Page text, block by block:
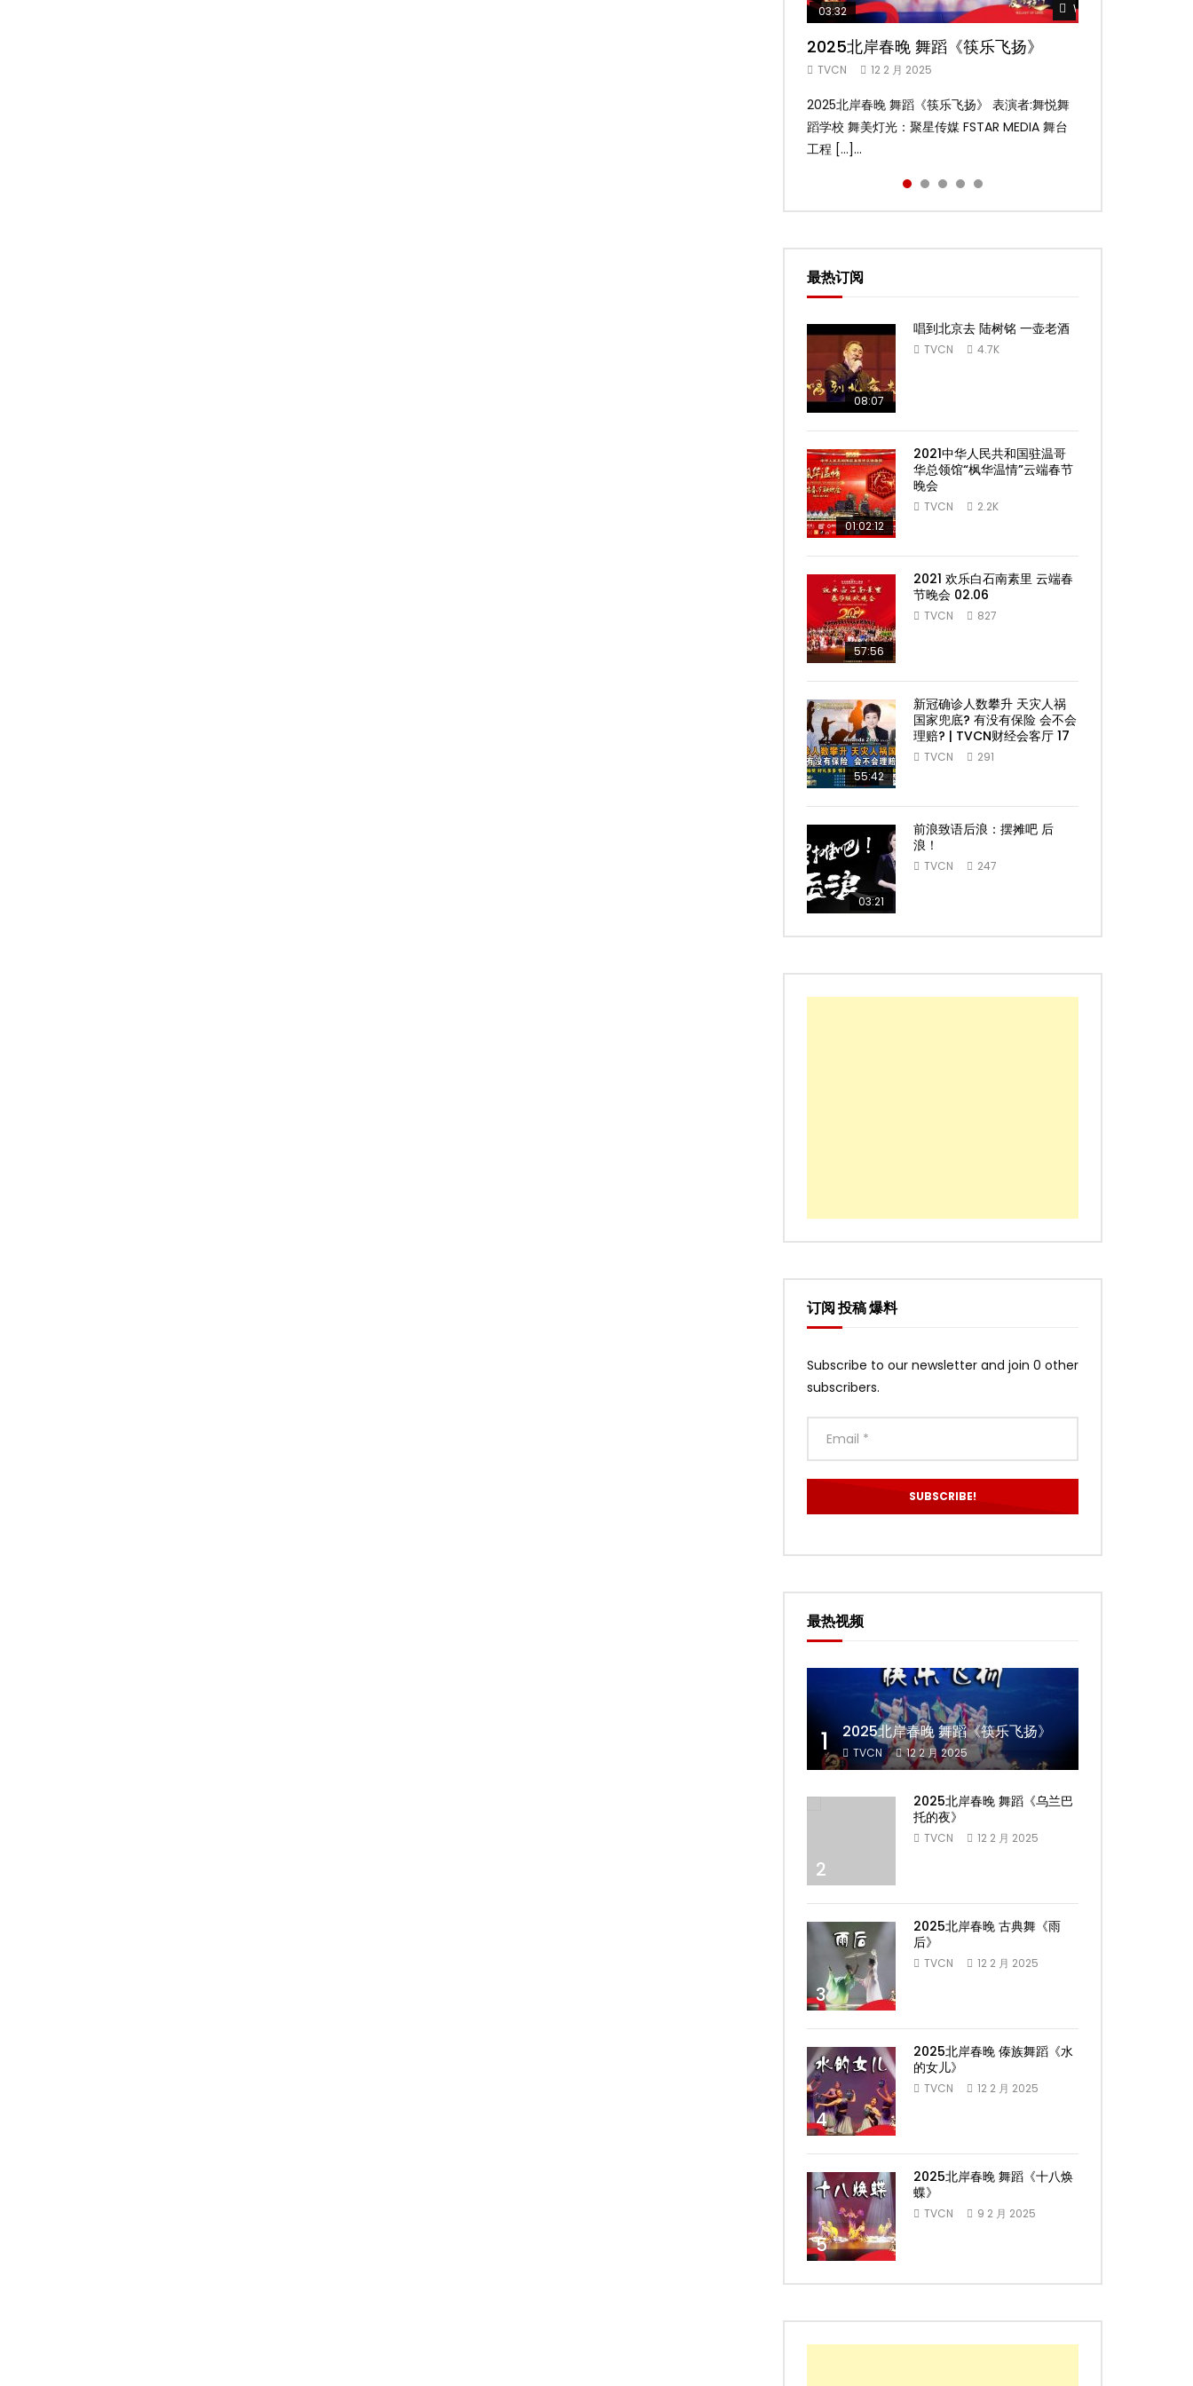
Watch Later
03:32
2025北岸春晚 舞蹈《筷乐飞扬》
TVCN 12 2 月 2025
2025北岸春晚 舞蹈《筷乐飞扬》 表演者:舞悦舞
蹈学校 舞美灯光：聚星传媒 FSTAR MEDIA 舞台
工程 […]...
Watch Later
02:58
2025北岸春晚 舞蹈《乌兰巴托的夜》
TVCN 12 2 月 2025
2025北岸春晚 舞蹈《乌兰巴托的夜》 表演者:飞
扬舞蹈团 舞美灯光：聚星传媒 FSTAR MEDIA 舞
台工 […]...
Watch Later
04:19
2025北岸春晚 古典舞《雨后》
TVCN 12 2 月 2025
2025北岸春晚 古典舞《雨后》 表演者:洪杰舞蹈
学院 舞美灯光：聚星传媒 FSTAR MEDIA 舞台工
程： […]...
Watch Later
05:13
2025北岸春晚 傣族舞蹈《水的女儿》
TVCN 12 2 月 2025
2025北岸春晚 傣族舞蹈《水的女儿》 表演者:洪
杰舞蹈学院 舞美灯光：聚星传媒 FSTAR MEDIA
舞台 […]...
Watch Later
03:45
2025北岸春晚 舞蹈《十八焕蝶》
TVCN 9 2 月 2025
2025北岸春晚 舞蹈《十八焕蝶》 表演者:舞悦舞
蹈学校 舞美灯光：聚星传媒 FSTAR MEDIA 舞台
工程 […]...
最热订阅
08:07
唱到北京去 陆树铭 一壶老酒
TVCN 4.7K
01:02:12
2021中华人民共和国驻温哥
华总领馆“枫华温情”云端春节
晚会
TVCN 2.2K
57:56
2021 欢乐白石南素里 云端春
节晚会 02.06
TVCN 827
55:42
新冠确诊人数攀升 天灾人祸
国家兜底? 有没有保险 会不会
理赔? | TVCN财经会客厅 17
TVCN 291
03:21
前浪致语后浪：摆摊吧 后
浪！
TVCN 247
订阅 投稿 爆料
Subscribe to our newsletter and join 0 other
subscribers.
最热视频
1 2025北岸春晚 舞蹈《筷乐飞扬》
TVCN 12 2 月 2025
2
2025北岸春晚 舞蹈《乌兰巴
托的夜》
TVCN 12 2 月 2025
3
2025北岸春晚 古典舞《雨
后》
TVCN 12 2 月 2025
4
2025北岸春晚 傣族舞蹈《水
的女儿》
TVCN 12 2 月 2025
5
2025北岸春晚 舞蹈《十八焕
蝶》
TVCN 9 2 月 2025